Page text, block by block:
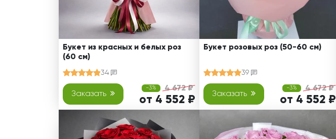
Букет из красных и белых роз
(60 см)
34
Заказать
-3% 4 672 ₽
от 4 552 ₽
Букет розовых роз (50-60 см)
39
Заказать
-3% 4 672 ₽
от 4 552 ₽